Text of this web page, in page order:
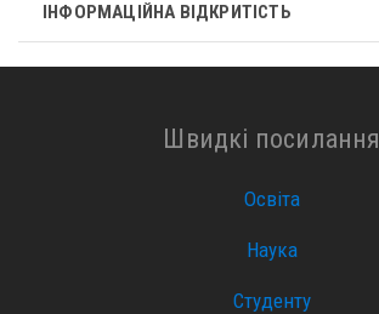
ІНФОРМАЦІЙНА ВІДКРИТІСТЬ
Швидкі посилання
Освіта
Наука
Студенту